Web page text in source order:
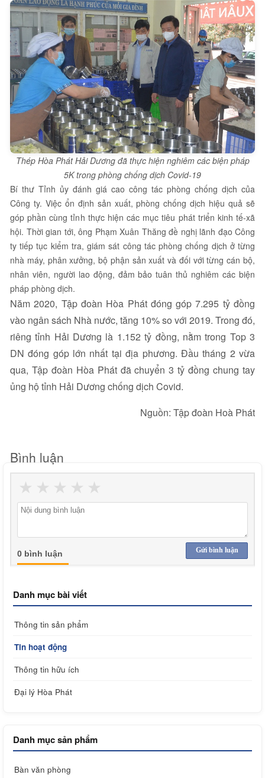
Thép Hòa Phát Hải Dương đã thực hiện nghiêm các biện pháp
5K trong phòng chống dịch Covid-19
Bí thư Tỉnh ủy đánh giá cao công tác phòng chống dịch của
Công ty. Việc ổn định sản xuất, phòng chống dịch hiệu quả sẽ
góp phần cùng tỉnh thực hiện các mục tiêu phát triển kinh tế-xã
hội. Thời gian tới, ông Phạm Xuân Thăng đề nghị lãnh đạo Công
ty tiếp tục kiểm tra, giám sát công tác phòng chống dịch ở từng
nhà máy, phân xưởng, bộ phận sản xuất và đối với từng cán bộ,
nhân viên, người lao động, đảm bảo tuân thủ nghiêm các biện
pháp phòng dịch.
Năm 2020, Tập đoàn Hòa Phát đóng góp 7.295 tỷ đồng
vào ngân sách Nhà nước, tăng 10% so với 2019. Trong đó,
riêng tỉnh Hải Dương là 1.152 tỷ đồng, nằm trong Top 3
DN đóng góp lớn nhất tại địa phương. Đầu tháng 2 vừa
qua, Tập đoàn Hòa Phát đã chuyển 3 tỷ đồng chung tay
ủng hộ tỉnh Hải Dương chống dịch Covid.
Nguồn: Tập đoàn Hoà Phát
Bình luận
★
★
★
★
★
Gửi bình luận
0 bình luận
Danh mục bài viết
Thông tin sản phẩm
Tin hoạt động
Thông tin hữu ích
Đại lý Hòa Phát
Danh mục sản phẩm
Bàn văn phòng